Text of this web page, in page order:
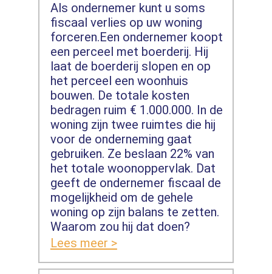
Als ondernemer kunt u soms
fiscaal verlies op uw woning
forceren.Een ondernemer koopt
een perceel met boerderij. Hij
laat de boerderij slopen en op
het perceel een woonhuis
bouwen. De totale kosten
bedragen ruim € 1.000.000. In de
woning zijn twee ruimtes die hij
voor de onderneming gaat
gebruiken. Ze beslaan 22% van
het totale woonoppervlak. Dat
geeft de ondernemer fiscaal de
mogelijkheid om de gehele
woning op zijn balans te zetten.
Waarom zou hij dat doen?
Lees meer >